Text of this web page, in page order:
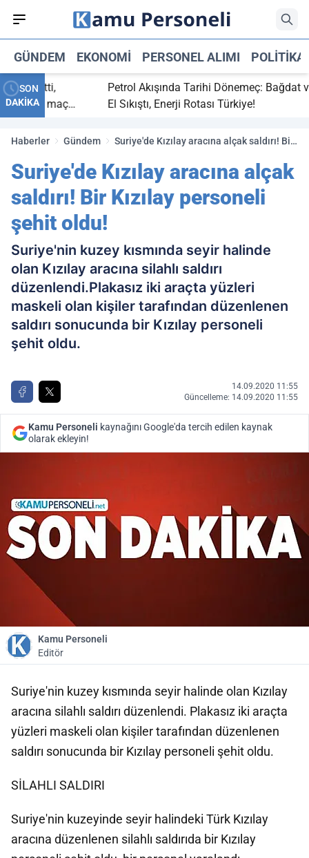
GÜNDEM EKONOMI PERSONEL ALIMI POLITIKA
SON
DAKİKA
bitti,
maç
Petrol Akışında Tarihi Dönemeç: Bağdat ve
El Sıkıştı, Enerji Rotası Türkiye!
Haberler Gündem
Suriye'de Kızılay aracına alçak saldırı! Bir
Suriye'de Kızılay aracına alçak
saldırı! Bir Kızılay personeli
şehit oldu!
Suriye'nin kuzey kısmında seyir halinde
olan Kızılay aracına silahlı saldırı
düzenlendi.Plakasız iki araçta yüzleri
maskeli olan kişiler tarafından düzenlenen
saldırı sonucunda bir Kızılay personeli
şehit oldu.
14.09.2020 11:55
Güncelleme: 14.09.2020 11:55
Kamu Personeli kaynağını Google'da tercih edilen kaynak
olarak ekleyin!
Kamu Personeli
Editör
Suriye'nin kuzey kısmında seyir halinde olan Kızılay
aracına silahlı saldırı düzenlendi. Plakasız iki araçta
yüzleri maskeli olan kişiler tarafından düzenlenen
saldırı sonucunda bir Kızılay personeli şehit oldu.
SİLAHLI SALDIRI
Suriye'nin kuzeyinde seyir halindeki Türk Kızılay
aracına düzenlenen silahlı saldırıda bir Kızılay